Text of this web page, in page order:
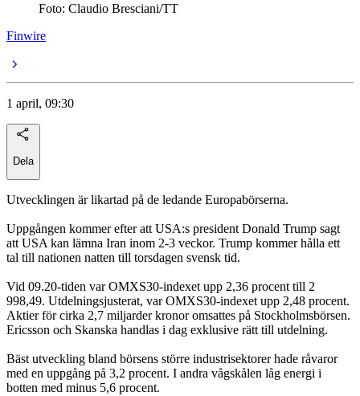
Foto: Claudio Bresciani/TT
Finwire
1 april, 09:30
Dela
Utvecklingen är likartad på de ledande Europabörserna.
Uppgången kommer efter att USA:s president Donald Trump sagt
att USA kan lämna Iran inom 2-3 veckor. Trump kommer hålla ett
tal till nationen natten till torsdagen svensk tid.
Vid 09.20-tiden var OMXS30-indexet upp 2,36 procent till 2
998,49. Utdelningsjusterat, var OMXS30-indexet upp 2,48 procent.
Aktier för cirka 2,7 miljarder kronor omsattes på Stockholmsbörsen.
Ericsson och Skanska handlas i dag exklusive rätt till utdelning.
Bäst utveckling bland börsens större industrisektorer hade råvaror
med en uppgång på 3,2 procent. I andra vågskålen låg energi i
botten med minus 5,6 procent.